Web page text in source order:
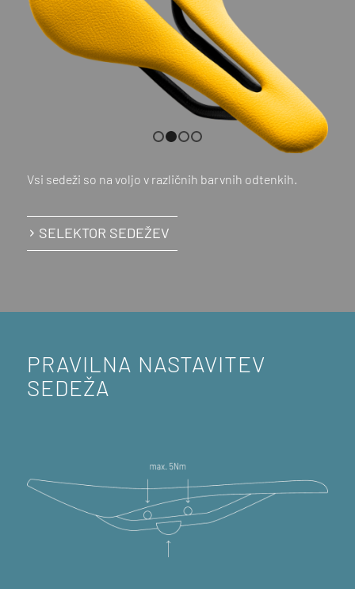
3 4
Vsi sedeži so na voljo v različnih barvnih odtenkih.
SELEKTOR SEDEŽEV
PRAVILNA NASTAVITEV
SEDEŽA